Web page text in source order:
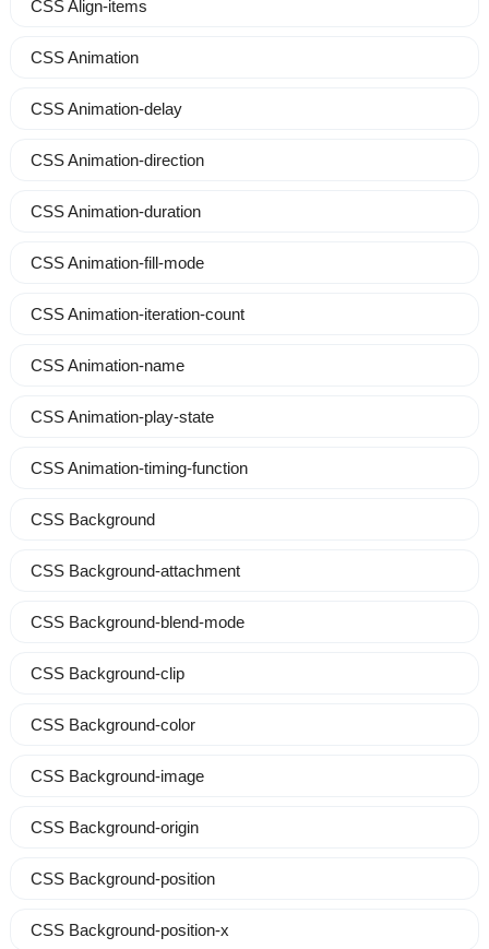
CSS Align-items
CSS Animation
CSS Animation-delay
CSS Animation-direction
CSS Animation-duration
CSS Animation-fill-mode
CSS Animation-iteration-count
CSS Animation-name
CSS Animation-play-state
CSS Animation-timing-function
CSS Background
CSS Background-attachment
CSS Background-blend-mode
CSS Background-clip
CSS Background-color
CSS Background-image
CSS Background-origin
CSS Background-position
CSS Background-position-x